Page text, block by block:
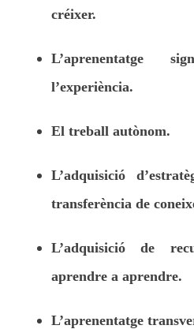
créixer.
L’aprenentatge
l’experiència.
El treball autònom.
L’adquisició
transferència de
L’adquisició de
aprendre a aprendre.
L’aprenentatge